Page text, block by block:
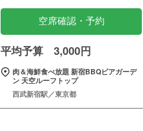
空席確認・予約
平均予算 3,000円
肉＆海鮮食べ放題 新宿BBQビアガーデ
ン 天空ルーフトップ
西武新宿駅／東京都